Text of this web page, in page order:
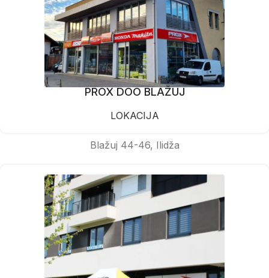
PROX DOO BLAŽUJ
LOKACIJA
Blažuj 44-46, Ilidža